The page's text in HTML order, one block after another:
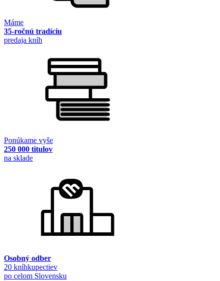
Máme
35-ročnú tradíciu
predaja kníh
Ponúkame vyše
250 000 titulov
na sklade
Osobný odber
20 kníhkupectiev
po celom Slovensku